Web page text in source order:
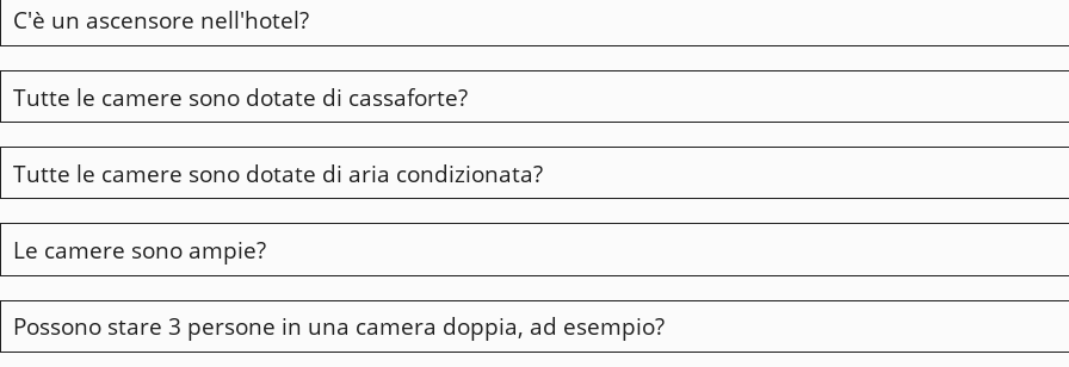
No, l'hotel è interamente non fumatori.
C'è un ascensore nell'hotel?
Sì
Tutte le camere sono dotate di cassaforte?
Sì, una cassaforte per computer portatili.
Tutte le camere sono dotate di aria condizionata?
Tutte le nostre camere sono dotate di aria condizionata.
Le camere sono ampie?
Una parte del nostro hotel è un vecchio edificio risalente a prima del 1913. Sebbene sia molto affascinante, ciò
conferisce al luogo un vero senso di intimità e saremo lieti di aiutarvi a trovare la camera più adatta a voi.
Possono stare 3 persone in una camera doppia, ad esempio?